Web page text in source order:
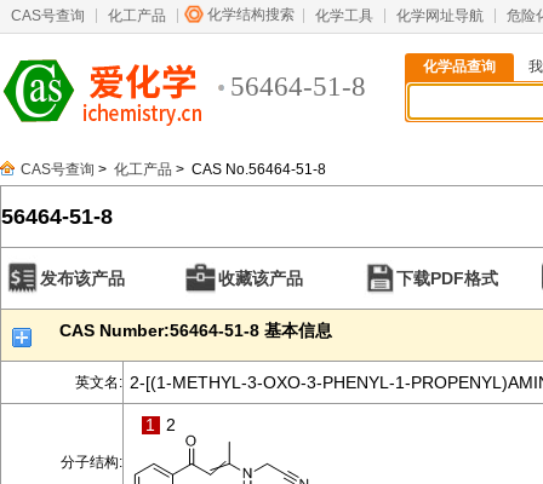
CAS号查询 化工产品 化学结构搜索 化学工具 化学网址导航 危险
56464-51-8
化学品查询
CAS号查询 > 化工产品 > CAS No.56464-51-8
56464-51-8
发布该产品 收藏该产品 下载PDF格式
CAS Number:56464-51-8 基本信息
英文名: 2-[(1-METHYL-3-OXO-3-PHENYL-1-
分子结构:
1 2